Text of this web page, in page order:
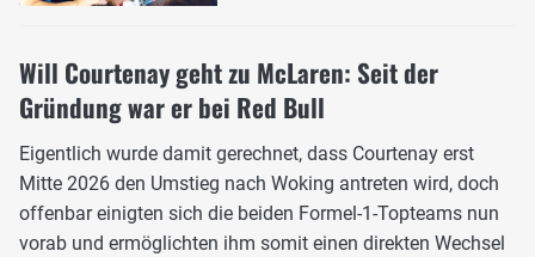
Will Courtenay geht zu McLaren: Seit der
Gründung war er bei Red Bull
Eigentlich wurde damit gerechnet, dass Courtenay erst
Mitte 2026 den Umstieg nach Woking antreten wird, doch
offenbar einigten sich die beiden Formel-1-Topteams nun
vorab und ermöglichten ihm somit einen direkten Wechsel